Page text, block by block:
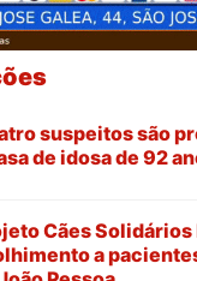
suspeitos são
de idosa de 92
Cães Solidários
a